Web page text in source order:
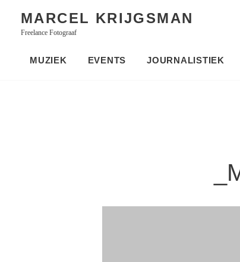
content
MARCEL KRIJGSMAN
Freelance Fotograaf
MUZIEK EVENTS JOURNALISTIEK